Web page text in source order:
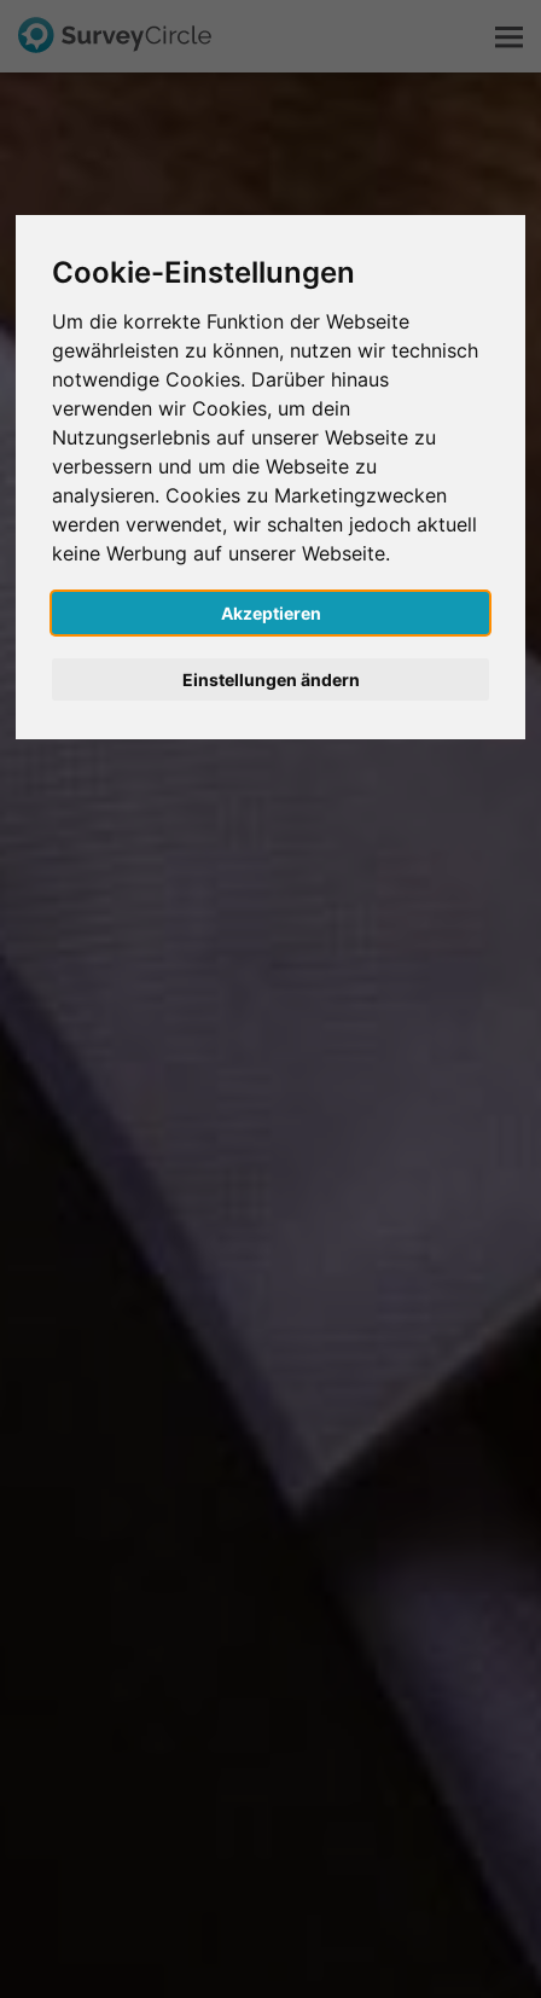
Cookie-Einstellungen
Um die korrekte Funktion der Webseite
gewährleisten zu können, nutzen wir technisch
notwendige Cookies. Darüber hinaus
verwenden wir Cookies, um dein
Nutzungserlebnis auf unserer Webseite zu
verbessern und um die Webseite zu
analysieren. Cookies zu Marketingzwecken
werden verwendet, wir schalten jedoch aktuell
keine Werbung auf unserer Webseite.
Akzeptieren
Einstellungen ändern
Forschung entdecken
FAQ
Kostenlos registrieren
Anmelden
English
Nederlands